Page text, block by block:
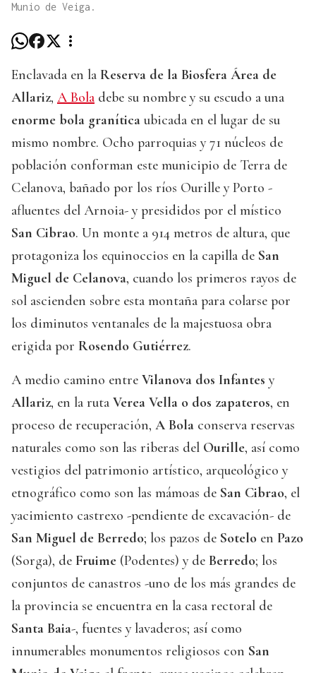
Munio de Veiga.
Enclavada en la Reserva de la Biosfera Área de
Allariz, A Bola debe su nombre y su escudo a una
enorme bola granítica ubicada en el lugar de su
mismo nombre. Ocho parroquias y 71 núcleos de
población conforman este municipio de Terra de
Celanova, bañado por los ríos Ourille y Porto -
afluentes del Arnoia- y presididos por el místico
San Cibrao. Un monte a 914 metros de altura, que
protagoniza los equinoccios en la capilla de San
Miguel de Celanova, cuando los primeros rayos de
sol ascienden sobre esta montaña para colarse por
los diminutos ventanales de la majestuosa obra
erigida por Rosendo Gutiérrez.
A medio camino entre Vilanova dos Infantes y
Allariz, en la ruta Verea Vella o dos zapateros, en
proceso de recuperación, A Bola conserva reservas
naturales como son las riberas del Ourille, así como
vestigios del patrimonio artístico, arqueológico y
etnográfico como son las mámoas de San Cibrao, el
yacimiento castrexo -pendiente de excavación- de
San Miguel de Berredo; los pazos de Sotelo en Pazo
(Sorga), de Fruime (Podentes) y de Berredo; los
conjuntos de canastros -uno de los más grandes de
la provincia se encuentra en la casa rectoral de
Santa Baia-, fuentes y lavaderos; así como
innumerables monumentos religiosos con San